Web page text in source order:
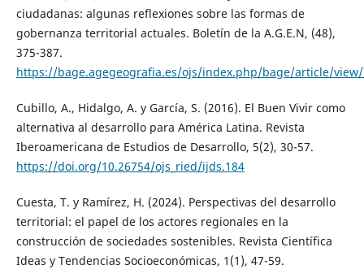
ciudadanas: algunas reflexiones sobre las formas de
gobernanza territorial actuales. Boletín de la A.G.E.N, (48),
375-387.
https://bage.agegeografia.es/ojs/index.php/bage/article/
Cubillo, A., Hidalgo, A. y García, S. (2016). El Buen Vivir como
alternativa al desarrollo para América Latina. Revista
Iberoamericana de Estudios de Desarrollo, 5(2), 30-57.
https://doi.org/10.26754/ojs_ried/ijds.184
Cuesta, T. y Ramírez, H. (2024). Perspectivas del desarrollo
territorial: el papel de los actores regionales en la
construcción de sociedades sostenibles. Revista Científica
Ideas y Tendencias Socioeconómicas, 1(1), 47-59.